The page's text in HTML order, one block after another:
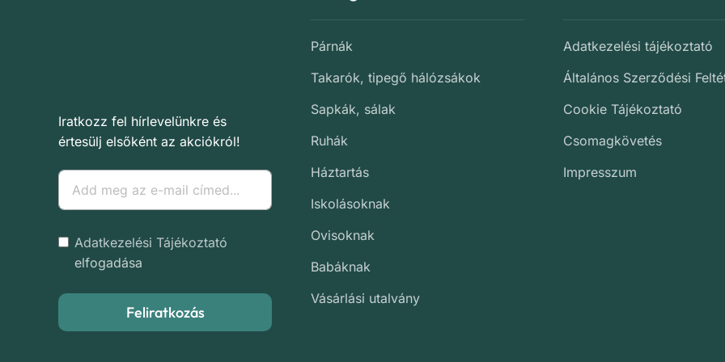
Iratkozz fel hírlevelünkre és
értesülj elsőként az akciókról!
Adatkezelési Tájékoztató
elfogadása
Feliratkozás
Párnák
Takarók, tipegő hálózsákok
Sapkák, sálak
Ruhák
Háztartás
Iskolásoknak
Ovisoknak
Babáknak
Vásárlási utalvány
Adatkezelési tájékoztató
Általános Szerződési
Cookie Tájékoztató
Csomagkövetés
Impresszum